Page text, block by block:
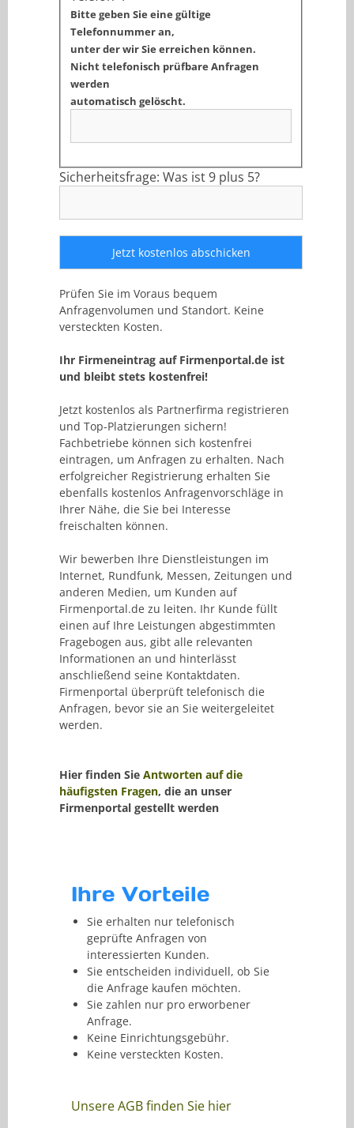
Bitte geben Sie eine gültige
Telefonnummer an,
unter der wir Sie erreichen können.
Nicht telefonisch prüfbare Anfragen
werden
automatisch gelöscht.
Sicherheitsfrage: Was ist 9 plus 5?
Prüfen Sie im Voraus bequem
Anfragenvolumen und Standort. Keine
versteckten Kosten.
Ihr Firmeneintrag auf Firmenportal.de ist
und bleibt stets kostenfrei!
Jetzt kostenlos als Partnerfirma registrieren
und Top-Platzierungen sichern!
Fachbetriebe können sich kostenfrei
eintragen, um Anfragen zu erhalten. Nach
erfolgreicher Registrierung erhalten Sie
ebenfalls kostenlos Anfragenvorschläge in
Ihrer Nähe, die Sie bei Interesse
freischalten können.
Wir bewerben Ihre Dienstleistungen im
Internet, Rundfunk, Messen, Zeitungen und
anderen Medien, um Kunden auf
Firmenportal.de zu leiten. Ihr Kunde füllt
einen auf Ihre Leistungen abgestimmten
Fragebogen aus, gibt alle relevanten
Informationen an und hinterlässt
anschließend seine Kontaktdaten.
Firmenportal überprüft telefonisch die
Anfragen, bevor sie an Sie weitergeleitet
werden.
Hier finden Sie Antworten auf die
häufigsten Fragen, die an unser
Firmenportal gestellt werden
Ihre Vorteile
Sie erhalten nur telefonisch
geprüfte Anfragen von
interessierten Kunden.
Sie entscheiden individuell, ob Sie
die Anfrage kaufen möchten.
Sie zahlen nur pro erworbener
Anfrage.
Keine Einrichtungsgebühr.
Keine versteckten Kosten.
Unsere AGB finden Sie hier